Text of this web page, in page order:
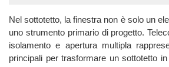
Nel sottotetto, la finestra non è solo un
uno strumento primario di progetto.
isolamento e apertura multipla
principali per trasformare un sottotetto